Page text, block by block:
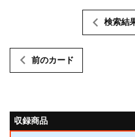
前のカード
検索結
収録商品